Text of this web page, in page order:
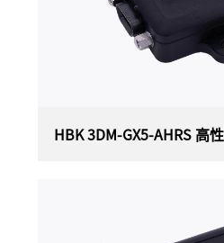
道采集高分辨率、低噪声数
感器可以报告转速和总脉冲
用中导出实时功率。
HBK 3DM-GX5-AHRS 高